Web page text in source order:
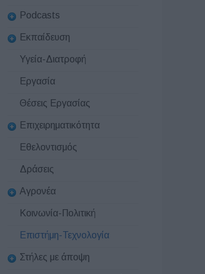
Podcasts
Εκπαίδευση
Υγεία-Διατροφή
Εργασία
Θέσεις Εργασίας
Επιχειρηματικότητα
Εθελοντισμός
Δράσεις
Αγρονέα
Κοινωνία-Πολιτική
Επιστήμη-Τεχνολογία
Στήλες με άποψη